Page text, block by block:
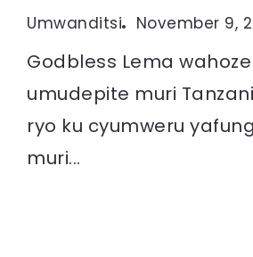
Umwanditsi November 9,
Godbless Lema
umudepite muri
ryo ku cyumweru
muri...